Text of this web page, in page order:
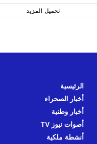
تحميل المزيد
الرئيسية
أخبار الصحراء
أخبار وطنية
أصوات نيوز TV
أنشطة ملكية